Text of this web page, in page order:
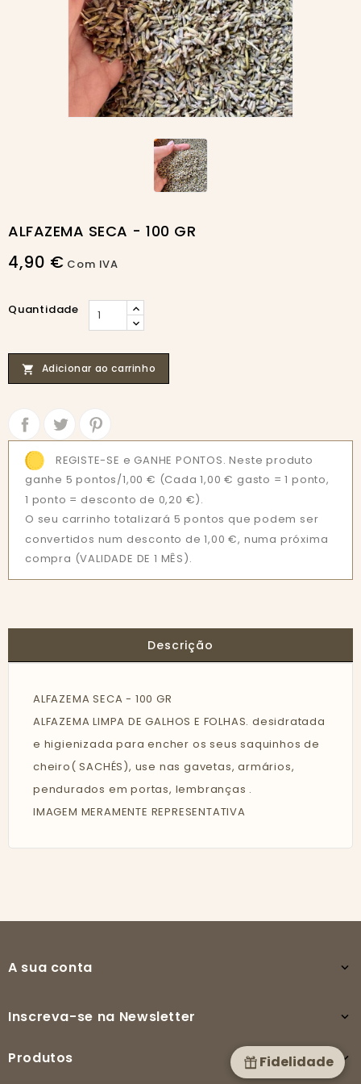
ALFAZEMA SECA - 100 GR
4,90 € Com IVA
Quantidade
 Adicionar ao carrinho
REGISTE-SE e GANHE PONTOS. Neste produto
ganhe 5 pontos/1,00 € (Cada 1,00 € gasto = 1 ponto,
1 ponto = desconto de 0,20 €).
O seu carrinho totalizará 5 pontos que podem ser
convertidos num desconto de 1,00 €, numa próxima
compra (VALIDADE DE 1 MÊS).
Descrição
ALFAZEMA SECA - 100 GR
ALFAZEMA LIMPA DE GALHOS E FOLHAS. desidratada
e higienizada para encher os seus saquinhos de
cheiro( SACHÉS), use nas gavetas, armários,
pendurados em portas, lembranças .
IMAGEM MERAMENTE REPRESENTATIVA
A sua conta 
Inscreva-se na Newsletter 
Produtos 
Fidelidade